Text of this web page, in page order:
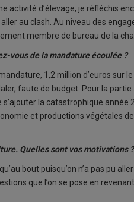
activité d’élevage, je réfléchis
au clash. Au niveau des
membre de bureau de la
vous de la mandature écoulée ?
1,2 million d’euros sur
faute de budget. Pour la partie
la catastrophique année
et productions végétales
Quelles sont vos motivations ?
bout puisqu’on n’a pas pu
que l’on se pose en